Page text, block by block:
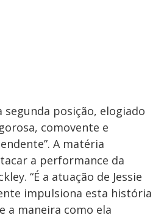
segunda posição, elogiado
comovente e
A matéria
a performance da
“É a atuação de Jessie
impulsiona esta história
a maneira como ela